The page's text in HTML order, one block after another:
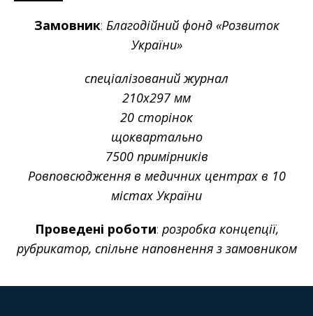
Замовник: Благодійний фонд «Розвиток
України»
спеціалізований журнал
210х297 мм
20 сторінок
щоквартально
7500 примірників
Ровповсюдження в медичних центрах в 10
містах України
Проведені роботи: розробка концепції,
рубрикатор, спільне наповнення з замовником